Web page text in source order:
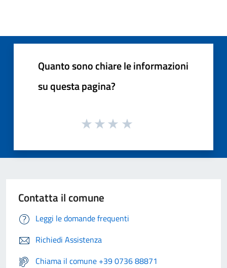
Quanto sono chiare le informazioni
su questa pagina?
Contatta il comune
Leggi le domande frequenti
Richiedi Assistenza
Chiama il comune +39 0736 88871